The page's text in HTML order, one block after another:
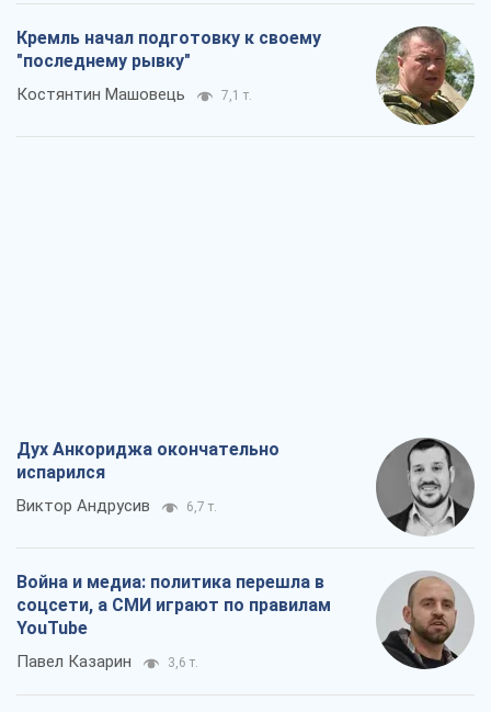
Кремль начал подготовку к своему
"последнему рывку"
Костянтин Машовець 7,1 т.
Дух Анкориджа окончательно
испарился
Виктор Андрусив 6,7 т.
Война и медиа: политика перешла в
соцсети, а СМИ играют по правилам
YouTube
Павел Казарин 3,6 т.